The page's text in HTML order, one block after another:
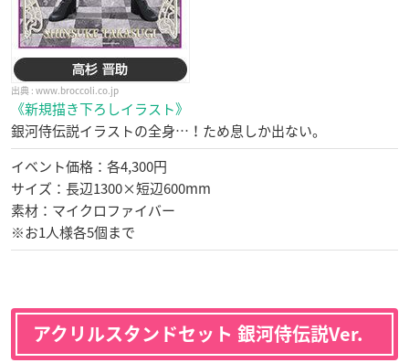
www.broccoli.co.jp
《新規描き下ろしイラスト》
銀河侍伝説イラストの全身…！ため息しか出ない。
イベント価格：各4,300円
サイズ：長辺1300×短辺600mm
素材：マイクロファイバー
※お1人様各5個まで
アクリルスタンドセット 銀河侍伝説Ver.